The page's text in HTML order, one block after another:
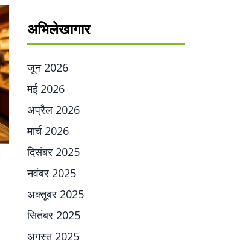
अभिलेखागार
जून 2026
मई 2026
अप्रैल 2026
मार्च 2026
दिसंबर 2025
नवंबर 2025
अक्तूबर 2025
सितंबर 2025
अगस्त 2025